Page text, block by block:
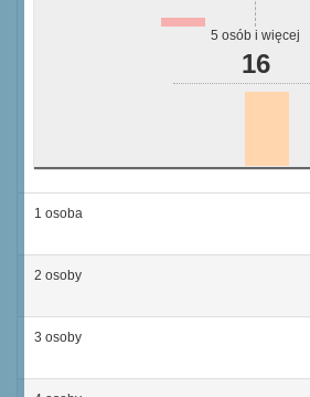
5 osób i więcej
16
1 osoba
2 osoby
3 osoby